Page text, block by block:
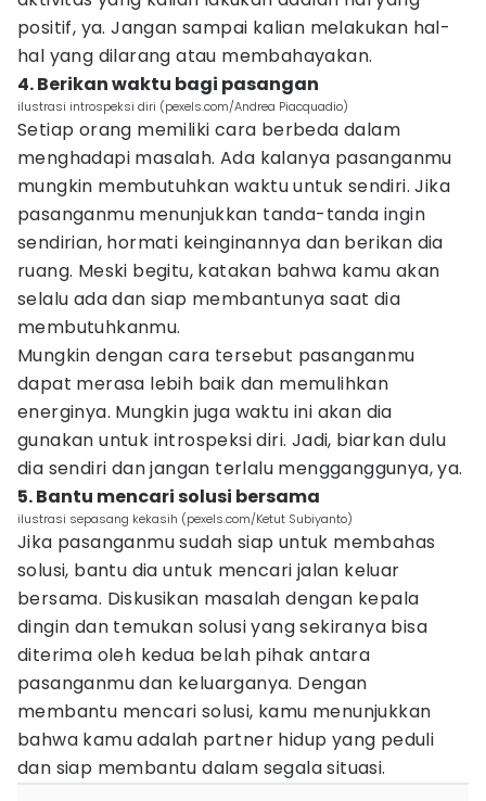
positif, ya. Jangan sampai kalian melakukan hal-
hal yang dilarang atau membahayakan.
4. Berikan waktu bagi pasangan
ilustrasi introspeksi diri (pexels.com/Andrea Piacquadio)
Setiap orang memiliki cara berbeda dalam
menghadapi masalah. Ada kalanya pasanganmu
mungkin membutuhkan waktu untuk sendiri. Jika
pasanganmu menunjukkan tanda-tanda ingin
sendirian, hormati keinginannya dan berikan dia
ruang. Meski begitu, katakan bahwa kamu akan
selalu ada dan siap membantunya saat dia
membutuhkanmu.
Mungkin dengan cara tersebut pasanganmu
dapat merasa lebih baik dan memulihkan
energinya. Mungkin juga waktu ini akan dia
gunakan untuk introspeksi diri. Jadi, biarkan dulu
dia sendiri dan jangan terlalu mengganggunya, ya.
5. Bantu mencari solusi bersama
ilustrasi sepasang kekasih (pexels.com/Ketut Subiyanto)
Jika pasanganmu sudah siap untuk membahas
solusi, bantu dia untuk mencari jalan keluar
bersama. Diskusikan masalah dengan kepala
dingin dan temukan solusi yang sekiranya bisa
diterima oleh kedua belah pihak antara
pasanganmu dan keluarganya. Dengan
membantu mencari solusi, kamu menunjukkan
bahwa kamu adalah partner hidup yang peduli
dan siap membantu dalam segala situasi.